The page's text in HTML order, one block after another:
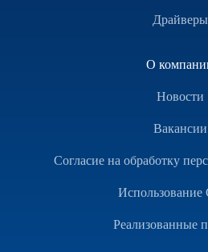
Драйверы
О
Новости
Вакансии
Согласие на обработку
Использование
Реализованные